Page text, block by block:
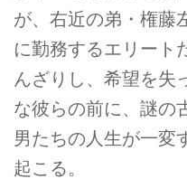
が、右近の弟・権藤
に勤務するエリート
んざりし、希望を失
な彼らの前に、謎の
男たちの人生が一変
起こる。